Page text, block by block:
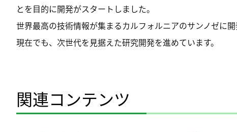
とを目的に開発がスタートしました。
世界最高の技術情報が集まるカルフォルニアのサンノゼに
現在でも、次世代を見据えた研究開発を進めています。
関連コンテンツ